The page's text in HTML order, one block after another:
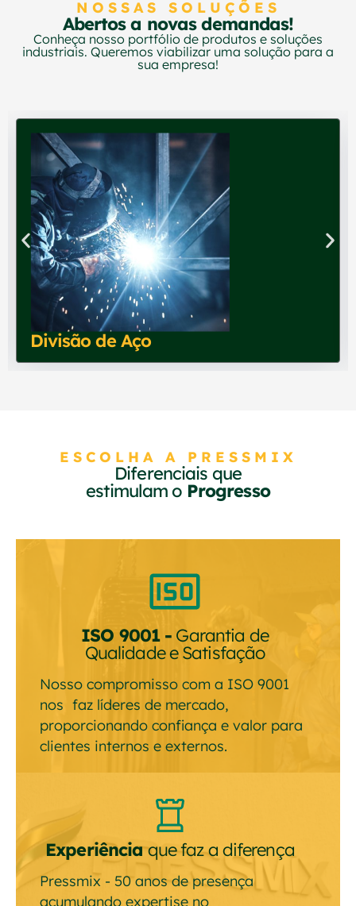
NOSSAS SOLUÇÕES
Abertos a novas demandas!
Conheça nosso portfólio de produtos e soluções
industriais. Queremos viabilizar uma solução para a
sua empresa!
Divisão de Aço
ESCOLHA A PRESSMIX
Diferenciais que
estimulam o Progresso
ISO 9001 - Garantia de
Qualidade e Satisfação
Nosso compromisso com a ISO 9001
nos faz líderes de mercado,
proporcionando confiança e valor para
clientes internos e externos.
Experiênciaque faz a diferença
Pressmix - 50 anos de presença
acumulando expertise no